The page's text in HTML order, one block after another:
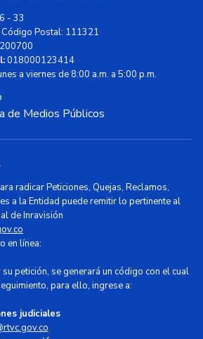
- 33
Postal: 111321
018000123414
a viernes de 8:00 a.m. a 5:00 p.m.
de Medios Públicos
radicar Peticiones, Quejas, Reclamos,
a la Entidad puede remitir lo pertinente al
de Inravisión
en línea:
petición, se generará un código con el cual
para ello, ingrese a:
judiciales